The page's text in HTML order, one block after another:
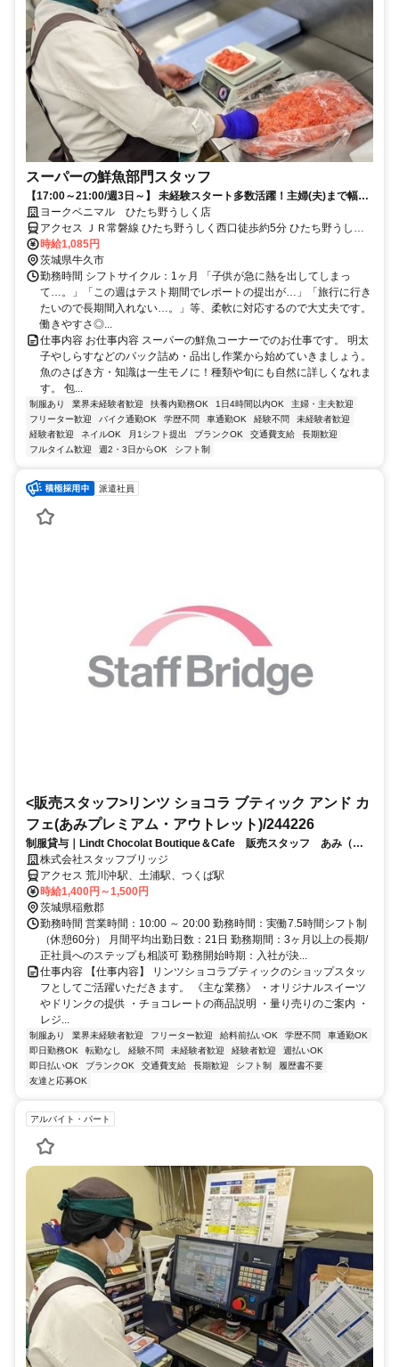
スーパーの鮮魚部門スタッフ
【17:00～21:00/週3日～】 未経験スタート多数活躍！主婦(夫)まで幅広
い層が在籍★
ヨークベニマル ひたち野うしく店
アクセス ＪＲ常磐線 ひたち野うしく西口徒歩約5分 ひたち野うしく
駅(JR在来線)5分
時給1,085円
茨城県牛久市
勤務時間 シフトサイクル：1ヶ月 「子供が急に熱を出してしまっ
て…。」「この週はテスト期間でレポートの提出が…」「旅行に行き
たいので長期間入れない…。」等、柔軟に対応するので大丈夫です。
働きやすさ◎...
仕事内容 お仕事内容 スーパーの鮮魚コーナーでのお仕事です。 明太
子やしらすなどのパック詰め・品出し作業から始めていきましょう。
魚のさばき方・知識は一生モノに！種類や旬にも自然に詳しくなれま
す。 包...
制服あり 業界未経験者歓迎 扶養内勤務OK 1日4時間以内OK
主婦・主夫歓迎
フリーター歓迎
バイク通勤OK 学歴不問 車通勤OK 経験不問
未経験者歓迎
経験者歓迎
ネイルOK 月1シフト提出 ブランクOK 交通費支給
長期歓迎
フルタイム歓迎
週2・3日からOK シフト制
派遣社員
<販売スタッフ>リンツ ショコラ ブティック アンド カ
フェ(あみプレミアム・アウトレット)/244226
制服貸与｜Lindt Chocolat Boutique＆Cafe 販売スタッフ あみ（前
払いOK）
株式会社スタッフブリッジ
アクセス 荒川沖駅、土浦駅、つくば駅
時給1,400円～1,500円
茨城県稲敷郡
勤務時間 営業時間：10:00 ～ 20:00 勤務時間：実働7.5時間シフト制
（休憩60分） 月間平均出勤日数：21日 勤務期間：3ヶ月以上の長期/
正社員へのステップも相談可 勤務開始時期：入社が決...
仕事内容 【仕事内容】 リンツショコラブティックのショップスタッ
フとしてご活躍いただきます。 《主な業務》 ・オリジナルスイーツ
やドリンクの提供 ・チョコレートの商品説明 ・量り売りのご案内 ・
レジ...
制服あり 業界未経験者歓迎 フリーター歓迎 給料前払いOK 学歴不問
車通勤OK
即日勤務OK
転勤なし 経験不問 未経験者歓迎 経験者歓迎
週払いOK
即日払いOK
ブランクOK 交通費支給 長期歓迎 シフト制
履歴書不要
友達と応募OK
アルバイト・パート